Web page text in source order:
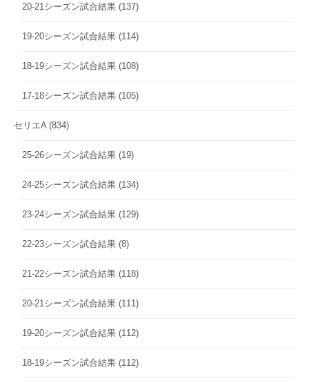
20-21シーズン試合結果 (137)
19-20シーズン試合結果 (114)
18-19シーズン試合結果 (108)
17-18シーズン試合結果 (105)
セリエA (834)
25-26シーズン試合結果 (19)
24-25シーズン試合結果 (134)
23-24シーズン試合結果 (129)
22-23シーズン試合結果 (8)
21-22シーズン試合結果 (118)
20-21シーズン試合結果 (111)
19-20シーズン試合結果 (112)
18-19シーズン試合結果 (112)